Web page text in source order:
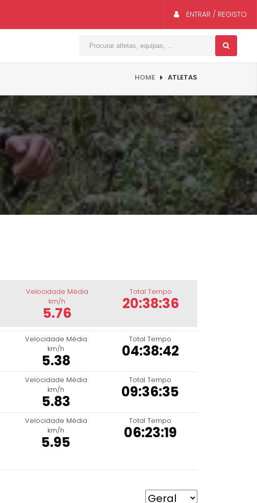
ENTRAR / REGISTO
HOME ATLETAS
Velocidade Média
km/h
5.76
Total Tempo
20:38:36
Velocidade Média
km/h
5.38
Total Tempo
04:38:42
Velocidade Média
km/h
5.83
Total Tempo
09:36:35
Velocidade Média
km/h
5.95
Total Tempo
06:23:19